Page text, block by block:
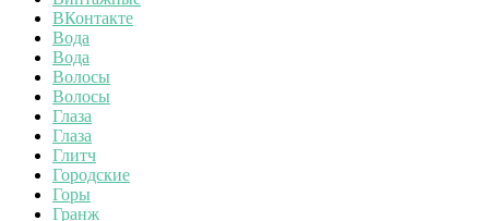
ВКонтакте
Вода
Вода
Волосы
Волосы
Глаза
Глаза
Глитч
Городские
Горы
Гранж